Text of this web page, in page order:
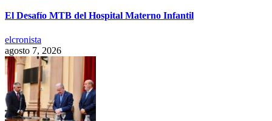
El Desafío MTB del Hospital Materno Infantil
elcronista
agosto 7, 2026